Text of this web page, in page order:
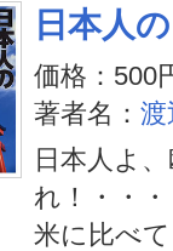
日本人
価格：500
著者名： 渡
日本人よ
れ！・・
米に比べ